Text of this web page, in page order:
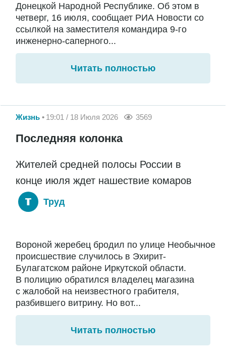
Донецкой Народной Республике. Об этом в
четверг, 16 июля, сообщает РИА Новости со
ссылкой на заместителя командира 9-го
инженерно-саперного...
Читать полностью
Жизнь 19:01 / 18 Июля 2026 3569
Последняя колонка
Жителей средней полосы России в
конце июля ждет нашествие комаров
Труд
Вороной жеребец бродил по улице Необычное
происшествие случилось в Эхирит-
Булагатском районе Иркутской области.
В полицию обратился владелец магазина
с жалобой на неизвестного грабителя,
разбившего витрину. Но вот...
Читать полностью